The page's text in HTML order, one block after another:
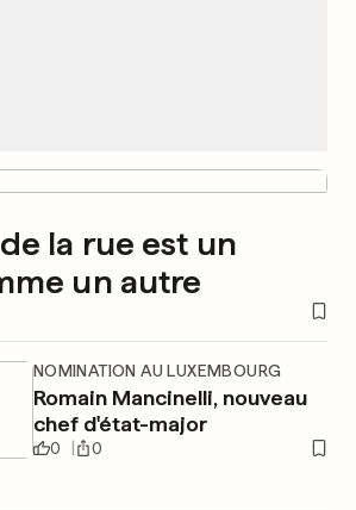
la rue est un
un autre
NOMINATION AU LUXEMBOURG
Romain Mancinelli, nouveau
chef d'état-major
0 0